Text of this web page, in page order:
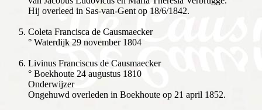
Hij overleed in Sas-van-Gent op 18/6/1842.
Coleta Francisca de Causmaecker
° Waterdijk 29 november 1804
Livinus Franciscus de Causmaecker
° Boekhoute 24 augustus 1810
Onderwijzer
Ongehuwd overleden in Boekhoute op 21 april 1852.